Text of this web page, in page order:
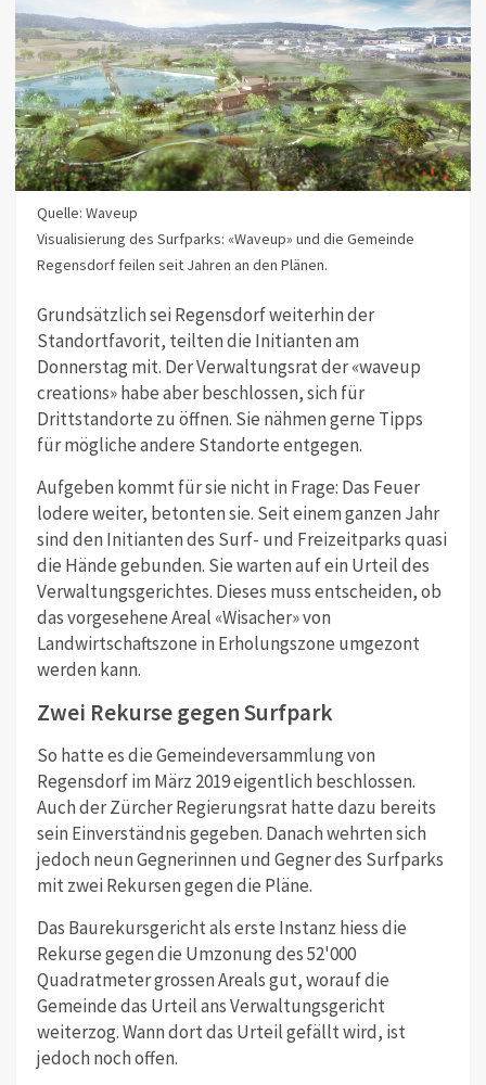
Quelle: Waveup
Visualisierung des Surfparks: «Waveup» und die Gemeinde
Regensdorf feilen seit Jahren an den Plänen.
Grundsätzlich sei Regensdorf weiterhin der
Standortfavorit, teilten die Initianten am
Donnerstag mit. Der Verwaltungsrat der «waveup
creations» habe aber beschlossen, sich für
Drittstandorte zu öffnen. Sie nähmen gerne Tipps
für mögliche andere Standorte entgegen.
Aufgeben kommt für sie nicht in Frage: Das Feuer
lodere weiter, betonten sie. Seit einem ganzen Jahr
sind den Initianten des Surf- und Freizeitparks quasi
die Hände gebunden. Sie warten auf ein Urteil des
Verwaltungsgerichtes. Dieses muss entscheiden, ob
das vorgesehene Areal «Wisacher» von
Landwirtschaftszone in Erholungszone umgezont
werden kann.
Zwei Rekurse gegen Surfpark
So hatte es die Gemeindeversammlung von
Regensdorf im März 2019 eigentlich beschlossen.
Auch der Zürcher Regierungsrat hatte dazu bereits
sein Einverständnis gegeben. Danach wehrten sich
jedoch neun Gegnerinnen und Gegner des Surfparks
mit zwei Rekursen gegen die Pläne.
Das Baurekursgericht als erste Instanz hiess die
Rekurse gegen die Umzonung des 52'000
Quadratmeter grossen Areals gut, worauf die
Gemeinde das Urteil ans Verwaltungsgericht
weiterzog. Wann dort das Urteil gefällt wird, ist
jedoch noch offen.